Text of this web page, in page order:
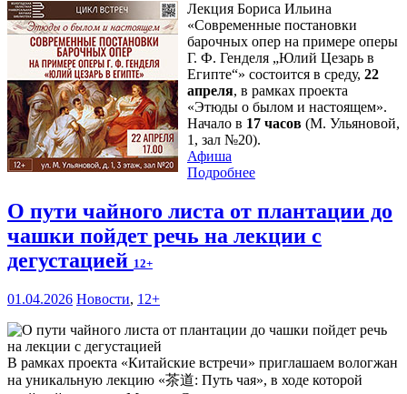
Лекция Бориса Ильина
«Современные постановки
барочных опер на примере оперы
Г. Ф. Генделя „Юлий Цезарь в
Египте“» состоится в среду, 22
апреля, в рамках проекта
«Этюды о былом и настоящем».
Начало в 17 часов (М. Ульяновой,
1, зал №20).
Афиша
Подробнее
О пути чайного листа от плантации до
чашки пойдет речь на лекции с
дегустацией 12+
01.04.2026 Новости, 12+
В рамках проекта «Китайские встречи» приглашаем вологжан
на уникальную лекцию «茶道: Путь чая», в ходе которой